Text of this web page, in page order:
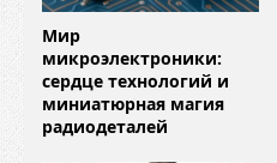
Мир
микроэлектроники:
сердце технологий и
миниатюрная магия
радиодеталей